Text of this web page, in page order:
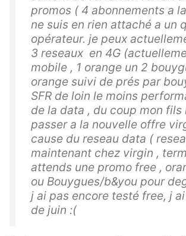
promos ( 4 abonnements a
ne suis en rien attaché a un
opérateur. je peux
3 reseaux en 4G
mobile , 1 orange un 2
orange suivi de prés par
SFR de loin le moins
de la data , du coup mon fils
passer a la nouvelle offre
cause du reseau data (
maintenant chez virgin ,
attends une promo free ,
ou Bouygues/b&you pour
j ai pas encore testé free, j
de juin :(